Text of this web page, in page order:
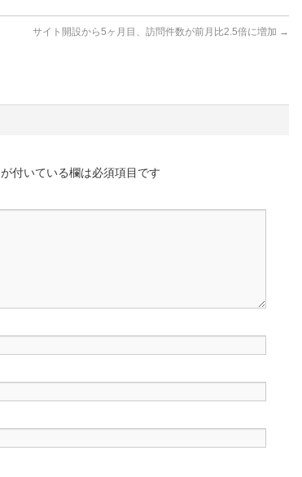
サイト開設から5ヶ月目、訪問件数が前月比2.5倍に増加 →
が付いている欄は必須項目です